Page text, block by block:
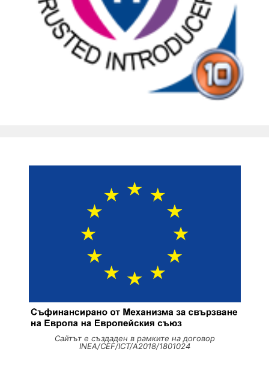
Сайтът е създаден в рамките на договор
INEA/CEF/ICT/A2018/1801024